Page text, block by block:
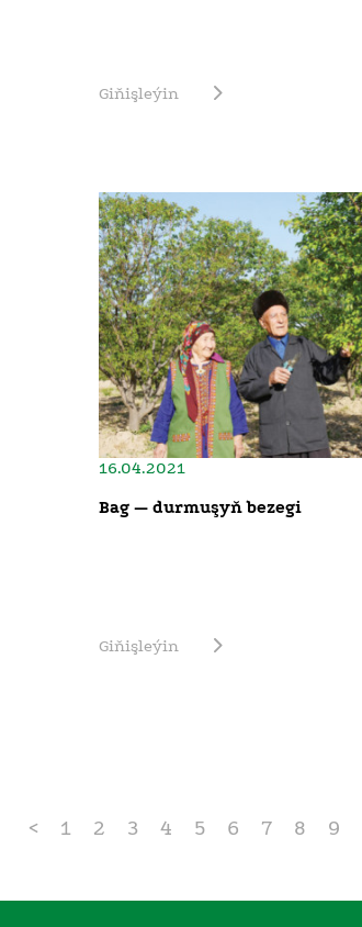
Giňişleýin
16.04.2021
Bag — durmuşyň bezegi
Giňişleýin
< 1 2 3 4 5 6 7 8 9